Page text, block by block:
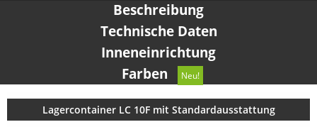
Beschreibung
Technische Daten
Inneneinrichtung
Farben
Neu!
Lagercontainer LC 10F mit Standardausstattung